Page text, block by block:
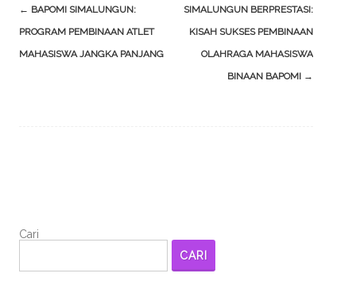
Post
navigation
← BAPOMI SIMALUNGUN:
PROGRAM PEMBINAAN ATLET
MAHASISWA JANGKA PANJANG
SIMALUNGUN BERPRESTASI:
KISAH SUKSES PEMBINAAN
OLAHRAGA MAHASISWA
BINAAN BAPOMI →
Cari
CARI